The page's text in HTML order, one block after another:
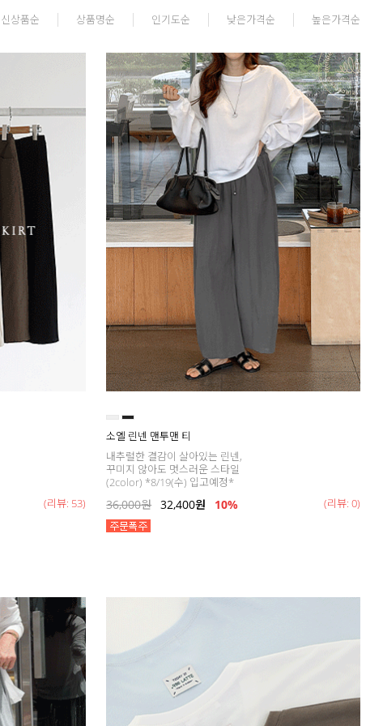
신상품순 상품명순 인기도순 낮은가격순 높은가격순
(리뷰: 53)
소엘 린넨 맨투맨 티
내추럴한 결감이 살아있는 린넨,
꾸미지 않아도 멋스러운 스타일
(2color) *8/19(수) 입고예정*
36,000원 32,400원 10% (리뷰: 0)